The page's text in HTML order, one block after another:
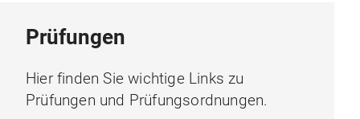
Prüfungen
Hier finden Sie wichtige Links zu
Prüfungen und Prüfungsordnungen.